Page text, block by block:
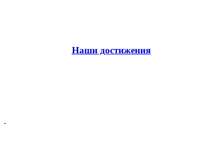
Наши достижения